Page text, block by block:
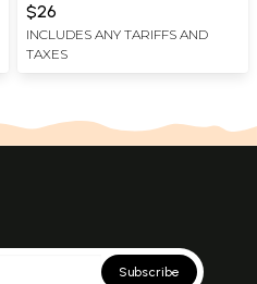
Deccan (AD 600 to 973)
(For Advanced Study)
Tamil
$26
INCLUDES ANY TARIFFS AND
TAXES
Subscribe